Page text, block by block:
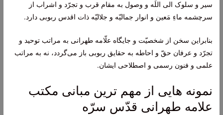
سير و سلوک الى اللَه و وصول به مقام قرب و تجرّد و اشراب از
سرچشمه ماءِ مَعين و انوار جماليّه و جلاليّه ذات اقدس ربوبى دارد.
بنابراين سخن از شخصيّت و جايگاه علّامه طهرانى به مراتب توحيد و
تجرّد و عرفان حقّ و احاطه به حقایق ربوبى باز می‌‏گردد، نه به مراتب
علمى و فنون رسمى و اصطلاحى ايشان.
نمونه هایی از مهم ترین مبانی مکتب
علامه طهرانی قدّس سرّه